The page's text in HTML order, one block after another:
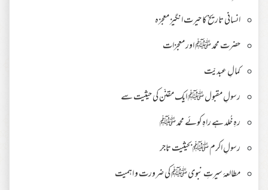
انسانی تاریخ کا حیرت انگیز معجزہ
حضرت محمد ﷺ اور معجزات
کمالِ عبدیّت
رسولِ مقبول ﷺ ایک مقنّن کی حیثیت سے
رہِ خُلد ہے راہِ کوئے محمد ﷺ
رسولِ اکرم ﷺ بحیثیت تاجر
مطالعۂ سیرتِ نبوی ﷺ کی ضرورت و اہمیت